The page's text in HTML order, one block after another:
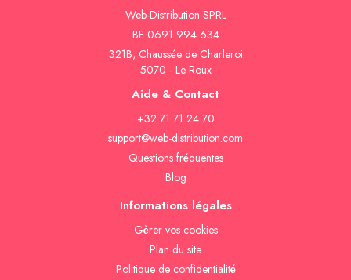
Web-Distribution SPRL
BE 0691 994 634
321B, Chaussée de Charleroi
5070 - Le Roux
Aide & Contact
+32 71 71 24 70
support@web-distribution.com
Questions fréquentes
Blog
Informations légales
Gèrer vos cookies
Plan du site
Politique de confidentialité